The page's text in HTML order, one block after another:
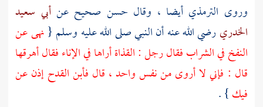
وروى الترمذيأيضا ، وقال حسن صحيح عنأبي سعيد
الخدريرضي الله عنه أن النبي صلى الله عليه وسلم {نهى عن
النفخ في الشراب فقال رجل : القذاة أراها في الإناء فقال أهرقها
قال : فإني لا أروى من نفس واحد ، قال فأبن القدح إذن عن
فيك} .